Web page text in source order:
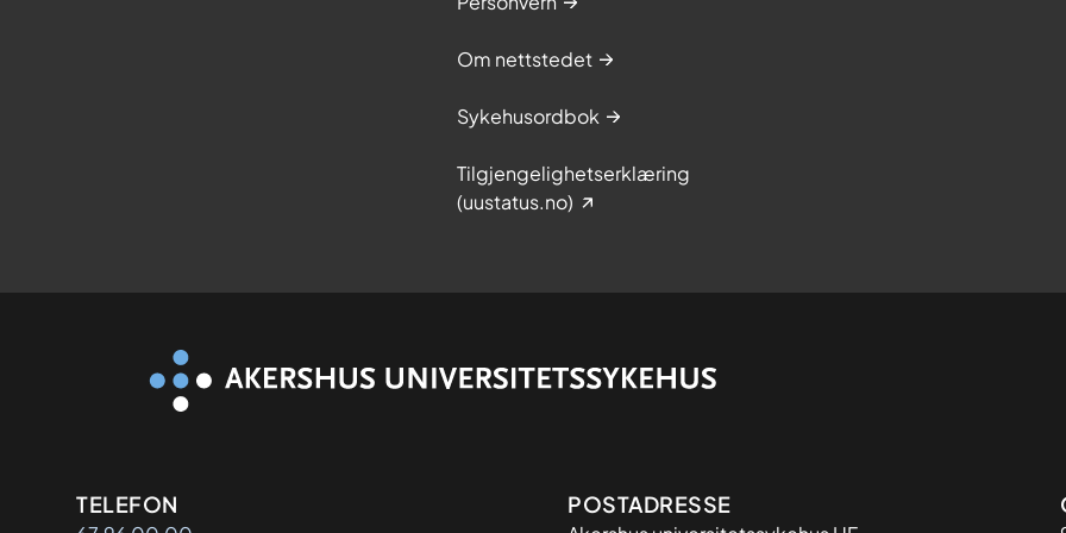
Om nettstedet
Sykehusordbok
Tilgjengelighetserklæring
(uustatus.no)
Kontaktinformasjon
TELEFON Adresse
POSTADRESSE